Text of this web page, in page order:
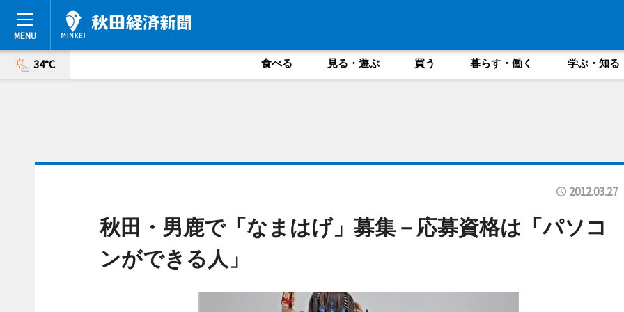
34°C 食べる 見る・遊ぶ 買う 暮らす・働く 学ぶ・知る
2012.03.27
秋田・男鹿で「なまはげ」募集－応募資格は「パソコ
ンができる人」